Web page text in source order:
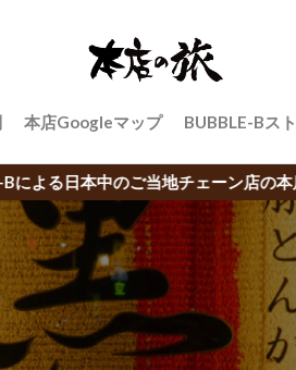
本店Googleマップ BUBBLE-Bス
ェーン店の本店や1号店を探訪するブ